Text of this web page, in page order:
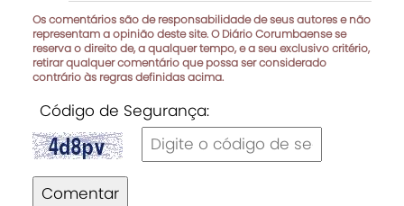
Os comentários são de responsabilidade de seus autores e não
representam a opinião deste site. O Diário Corumbaense se
reserva o direito de, a qualquer tempo, e a seu exclusivo critério,
retirar qualquer comentário que possa ser considerado
contrário às regras definidas acima.
Código de Segurança:
Comentar